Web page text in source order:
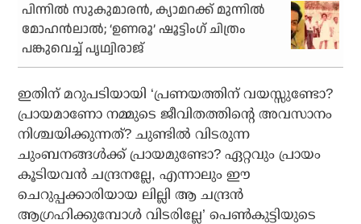
പിന്നില്‍ സുകുമാരന്‍, ക്യാമറക്ക് മുന്നില്‍
മോഹന്‍ലാല്‍; ‘ഉണരൂ’ ഷൂട്ടിംഗ് ചിത്രം
പങ്കുവെച്ച് പൃഥ്വിരാജ്‌
ഇതിന് മറുപടിയായി ‘പ്രണയത്തിന് വയസ്സുണ്ടോ?
പ്രായമാണോ നമ്മുടെ ജീവിതത്തിന്റെ അവസാനം
നിശ്ചയിക്കുന്നത്? ചുണ്ടില്‍ വിടരുന്ന
ചുംബനങ്ങള്‍ക്ക് പ്രായമുണ്ടോ? ഏറ്റവും പ്രായം
കൂടിയവന്‍ ചന്ദ്രനല്ലേ, എന്നാലും ഈ
ചെറുപ്പക്കാരിയായ ലില്ലി ആ ചന്ദ്രന്‍
ആഗ്രഹിക്കുമ്പോള്‍ വിടരില്ലേ’ പെണ്‍കുട്ടിയുടെ